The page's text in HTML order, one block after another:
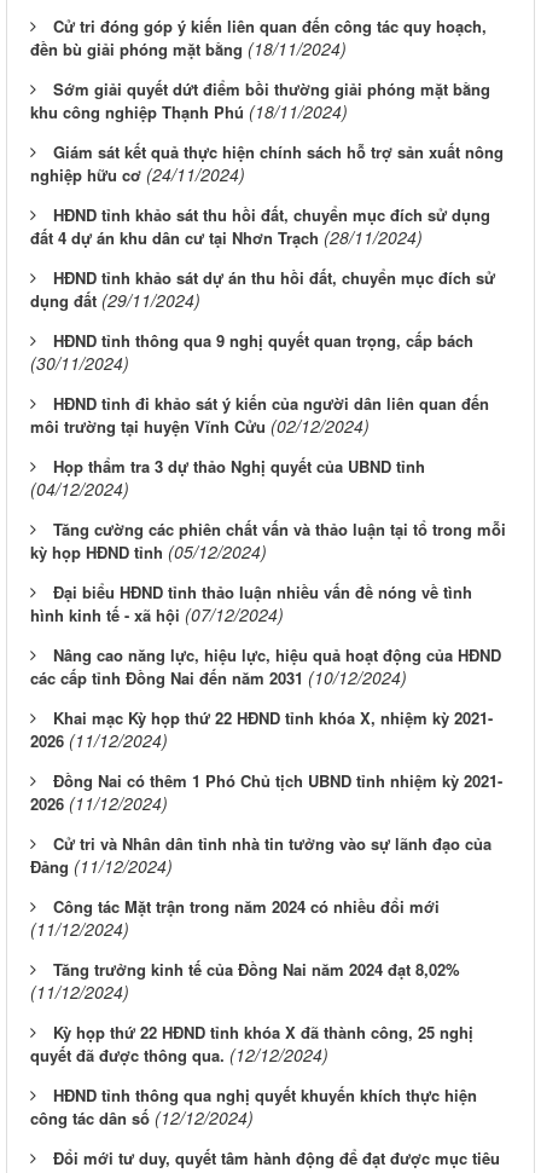
Cử tri đóng góp ý kiến liên quan đến công tác quy hoạch,
đền bù giải phóng mặt bằng (18/11/2024)
Sớm giải quyết dứt điểm bồi thường giải phóng mặt bằng
khu công nghiệp Thạnh Phú (18/11/2024)
Giám sát kết quả thực hiện chính sách hỗ trợ sản xuất nông
nghiệp hữu cơ (24/11/2024)
HĐND tỉnh khảo sát thu hồi đất, chuyển mục đích sử dụng
đất 4 dự án khu dân cư tại Nhơn Trạch (28/11/2024)
HĐND tỉnh khảo sát dự án thu hồi đất, chuyển mục đích sử
dụng đất (29/11/2024)
HĐND tỉnh thông qua 9 nghị quyết quan trọng, cấp bách
(30/11/2024)
HĐND tỉnh đi khảo sát ý kiến của người dân liên quan đến
môi trường tại huyện Vĩnh Cửu (02/12/2024)
Họp thẩm tra 3 dự thảo Nghị quyết của UBND tỉnh
(04/12/2024)
Tăng cường các phiên chất vấn và thảo luận tại tổ trong mỗi
kỳ họp HĐND tỉnh (05/12/2024)
Đại biểu HĐND tỉnh thảo luận nhiều vấn đề nóng về tình
hình kinh tế - xã hội (07/12/2024)
Nâng cao năng lực, hiệu lực, hiệu quả hoạt động của HĐND
các cấp tỉnh Đồng Nai đến năm 2031 (10/12/2024)
Khai mạc Kỳ họp thứ 22 HĐND tỉnh khóa X, nhiệm kỳ 2021-
2026 (11/12/2024)
Đồng Nai có thêm 1 Phó Chủ tịch UBND tỉnh nhiệm kỳ 2021-
2026 (11/12/2024)
Cử tri và Nhân dân tỉnh nhà tin tưởng vào sự lãnh đạo của
Đảng (11/12/2024)
Công tác Mặt trận trong năm 2024 có nhiều đổi mới
(11/12/2024)
Tăng trưởng kinh tế của Đồng Nai năm 2024 đạt 8,02%
(11/12/2024)
Kỳ họp thứ 22 HĐND tỉnh khóa X đã thành công, 25 nghị
quyết đã được thông qua. (12/12/2024)
HĐND tỉnh thông qua nghị quyết khuyến khích thực hiện
công tác dân số (12/12/2024)
Đổi mới tư duy, quyết tâm hành động để đạt được mục tiêu